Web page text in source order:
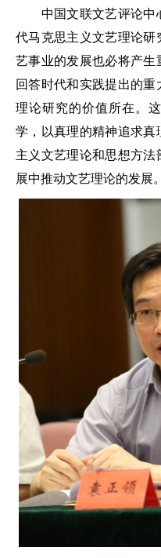
中国文联文艺评论中
代马克思主义文艺理论研
艺事业的发展也必将产生
回答时代和实践提出的
理论研究的价值所在。
学，以真理的精神追求真
主义文艺理论和思想方
展中推动文艺理论的发展。